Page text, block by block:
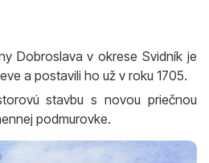
Dobroslava v okrese Svidník je
a postavili ho už v roku 1705.
stavbu s novou priečnou
podmurovke.